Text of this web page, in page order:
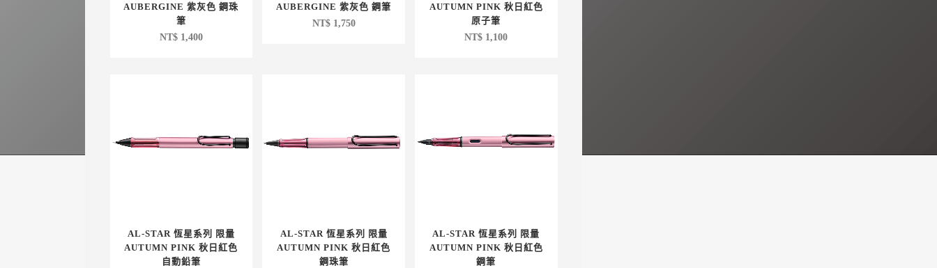
AUBERGINE 紫灰色 鋼珠
筆
NT$1,400
AUBERGINE 紫灰色 鋼筆
NT$1,750
AUTUMN PINK 秋日紅色
原子筆
NT$ 1,100
AL-STAR 恆星系列 限量
AUTUMN PINK 秋日紅色
自動鉛筆
AL-STAR 恆星系列 限量
AUTUMN PINK 秋日紅色
鋼珠筆
AL-STAR 恆星系列 限量
AUTUMN PINK 秋日紅色
鋼筆